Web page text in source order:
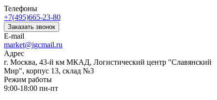
Телефоны
+7(495)665-23-80
Заказать звонок
E-mail
market@igcmail.ru
Адрес
г. Москва, 43-й км МКАД, Логистический центр "Славянский
Мир", корпус 13, склад №3
Режим работы
9:00-18:00 пн-пт